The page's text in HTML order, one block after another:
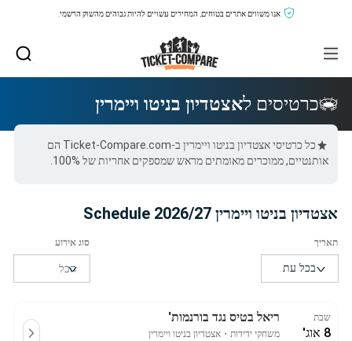
אנו משווים אתרים בטוחים, המחירים עשויים להיות גבוהים מהשוק הרשמי.
כרטיסים לאצטדיון בניטו ויימרין
כל כרטיסי אצטדיון בניטו ויימרין ב-Ticket-Compare.com הם
אותנטיים, ממוכרים מאומתים מראש שמספקים אחריות של 100%.
אצטדיון בניטו ויימרין 2026/27 Schedule
שבת
8 אוג'
ריאל בטיס נגד בורנמות'
משחקי ידידות ・ אצטדיון בניטו ויימרין